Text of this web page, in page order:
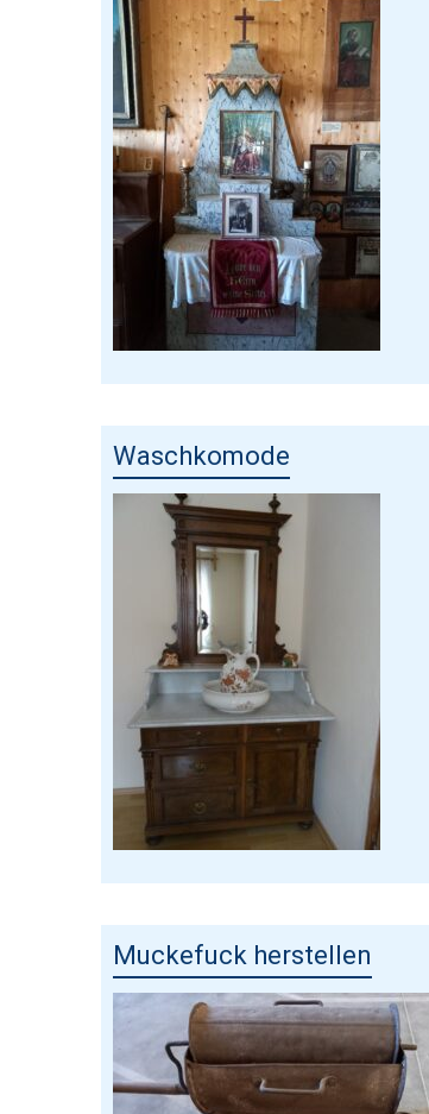
Waschkomode
Muckefuck herstellen